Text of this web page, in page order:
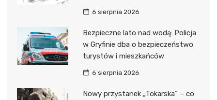
6 sierpnia 2026
Bezpieczne lato nad wodą: Policja
w Gryfinie dba o bezpieczeństwo
turystów i mieszkańców
6 sierpnia 2026
Nowy przystanek „Tokarska” – co